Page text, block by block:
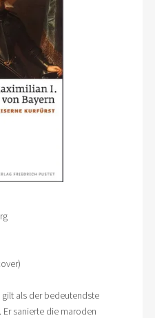
gilt als der bedeutendste
sanierte die maroden